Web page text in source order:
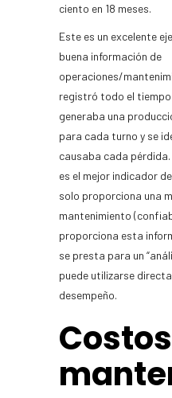
ciento en 18 meses.
Este es un excelente
buena información de
operaciones/
registró todo el
generaba una
para cada turno y se
causaba cada
es el mejor indicador
solo proporciona una
mantenimiento
proporciona esta
se presta para un
puede utilizarse
desempeño.